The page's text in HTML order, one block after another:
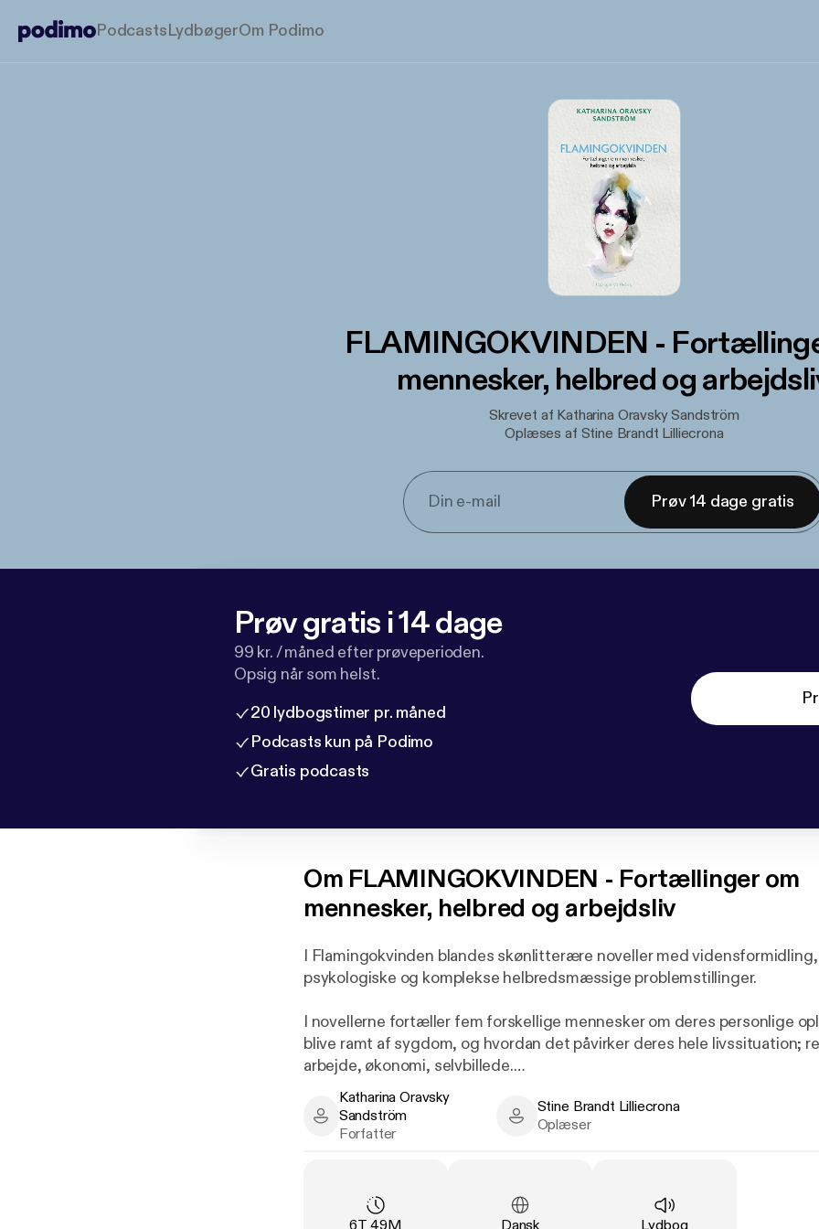
PodcastsLydbøgerOm Podimo
FLAMINGOKVINDEN -
mennesker, helbred og
Skrevet af Katharina Oravsky Sandström
Oplæses af Stine Brandt Lilliecrona
Prøv 14 dage gratis
Prøv gratis i 14 dage
99 kr. / måned efter prøveperioden.
Opsig når som helst.
20 lydbogstimer pr. måned
Podcasts kun på Podimo
Gratis podcasts
Om FLAMINGOKVINDEN - Fortællinger om
mennesker, helbred og arbejdsliv
I Flamingokvinden blandes skønlitterære noveller med
psykologiske og komplekse helbredsmæssige problemstillinger.
I novellerne fortæller fem forskellige mennesker om deres personlige
blive ramt af sygdom, og hvordan det påvirker deres hele livssituation;
arbejde, økonomi, selvbillede.
Fortællingerne giver læseren indblik i, hvordan det kan opleves at få
og blive afhængig af hjælp, både fra pårørende og den offentlige sektor,
I bogens faktuelle del får læseren letforståelig viden om de især
som bliver berørt i fortællingerne, samt om de samfundsmæssige
Katharina Oravsky Sandström - Author
Katharina Oravsky
Sandström
Forfatter
Stine Brandt Lilliecrona - Narrator
Stine Brandt Lilliecrona
Oplæser
Varighed
6T 49M Sprog:
Dansk Type:
Lydbog